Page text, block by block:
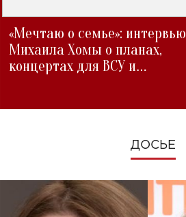
«Мечтаю о семье»: интервью
Михаила Хомы о планах,
концертах для ВСУ и
ДОСЬЕ